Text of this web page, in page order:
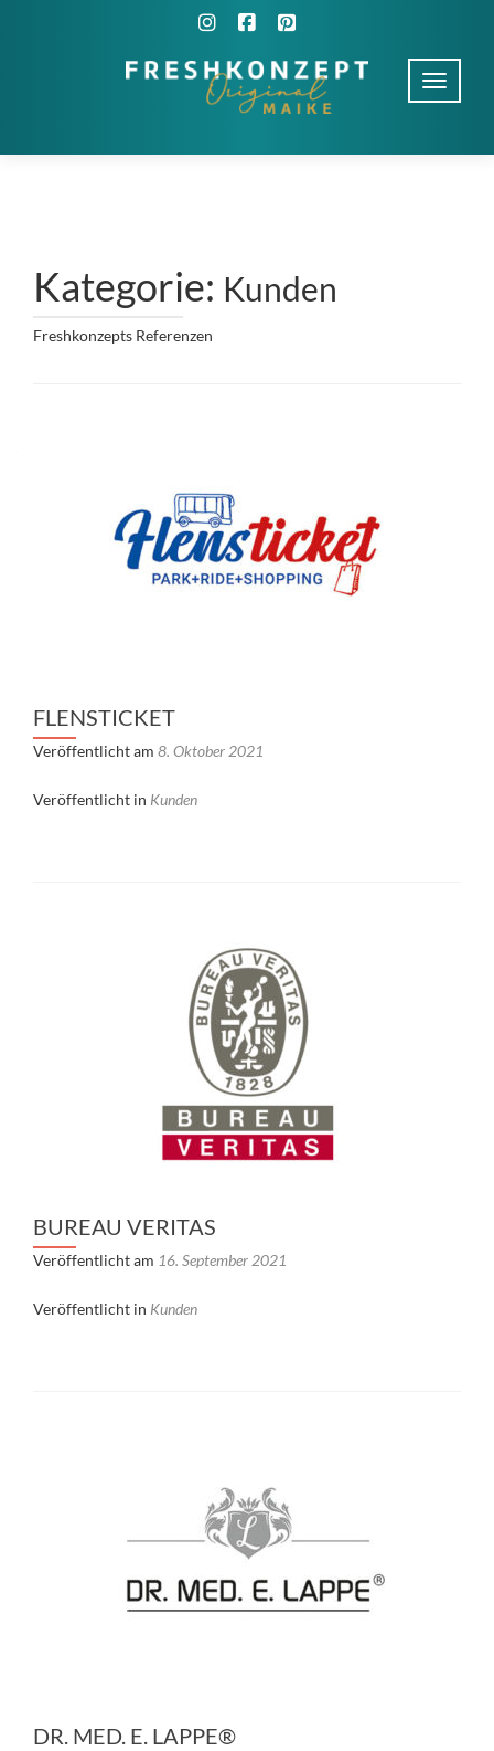
Schalte
Kategorie: Kunden
Freshkonzepts Referenzen
FLENSTICKET
Veröffentlicht am 8. Oktober 2021
Veröffentlicht in Kunden
BUREAU VERITAS
Veröffentlicht am 16. September 2021
Veröffentlicht in Kunden
DR. MED. E. LAPPE®